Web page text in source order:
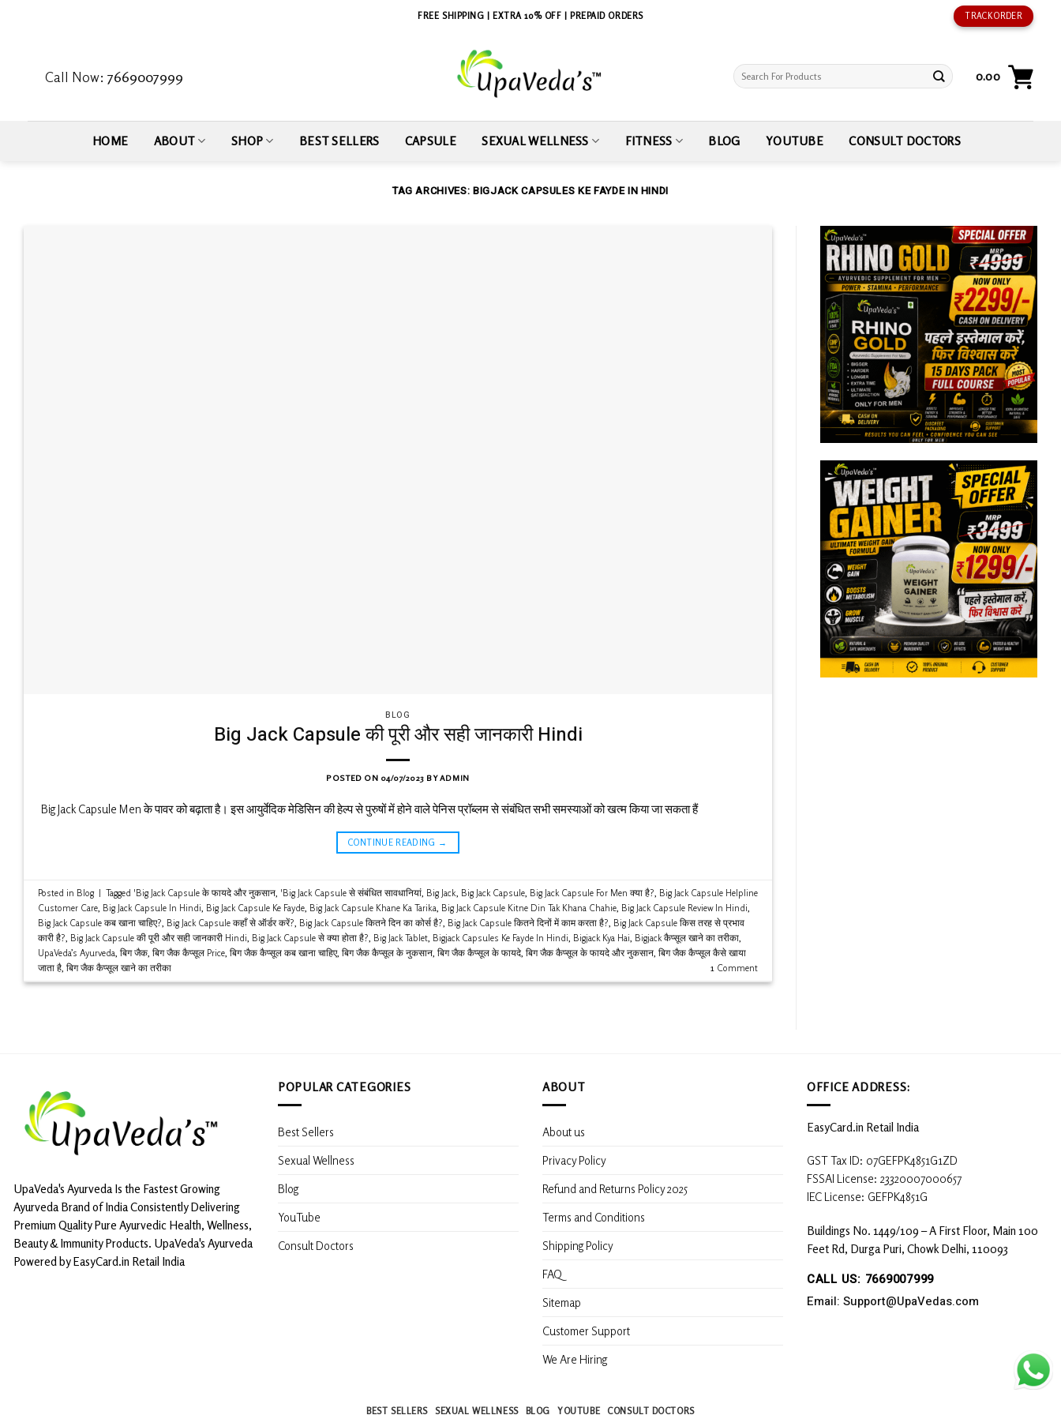
FREE SHIPPING | EXTRA 10% OFF | PREPAID ORDERS TRACK ORDER
Call Now:7669007999
Search
0.00
HOME ABOUT SHOP BEST SELLERS CAPSULE SEXUAL WELLNESS FITNESS BLOG YOUTUBE CONSULT DOCTORS
TAG ARCHIVES: BIGJACK CAPSULES KE FAYDE IN HINDI
BLOG
Big Jack Capsule की पूरी और सही जानकारी Hindi
POSTED ON 04/07/2023 BYADMIN
Big Jack Capsule Men के पावर को बढ़ाता है। इस आयुर्वेदिक मेडिसिन की हेल्प से पुरुषों में होने वाले पेनिस प्रॉब्लम से संबंधित सभी समस्याओं को खत्म किया जा सकता हैं
CONTINUE READING →
Posted in Blog | Tagged 'Big Jack Capsule के फायदे और नुकसान, 'Big Jack Capsule से संबंधित सावधानियां, Big Jack, Big Jack Capsule, Big Jack Capsule For Men क्या है?, Big Jack Capsule Helpline
Customer Care, Big Jack Capsule In Hindi, Big Jack Capsule Ke Fayde, Big Jack Capsule Khane Ka Tarika, Big Jack Capsule Kitne Din Tak Khana Chahie, Big Jack Capsule Review In Hindi,
Big Jack Capsule कब खाना चाहिए?, Big Jack Capsule कहाँ से ऑर्डर करें?, Big Jack Capsule कितने दिन का कोर्स है?, Big Jack Capsule कितने दिनों में काम करता है?, Big Jack Capsule किस तरह से प्रभाव
कारी है?, Big Jack Capsule की पूरी और सही जानकारी Hindi, Big Jack Capsule से क्या होता है?, Big Jack Tablet, Bigjack Capsules Ke Fayde In Hindi, Bigjack Kya Hai, Bigjack कैप्सूल खाने का तरीका,
UpaVeda’s Ayurveda, बिग जैक, बिग जैक कैप्सूल Price, बिग जैक कैप्सूल कब खाना चाहिए, बिग जैक कैप्सूल के नुकसान, बिग जैक कैप्सूल के फायदे, बिग जैक कैप्सूल के फायदे और नुकसान, बिग जैक कैप्सूल कैसे खाया
जाता है, बिग जैक कैप्सूल खाने का तरीका 1 Comment
UpaVeda's Ayurveda Is the Fastest Growing
Ayurveda Brand of India Consistently Delivering
Premium Quality Pure Ayurvedic Health, Wellness,
Beauty & Immunity Products. UpaVeda's Ayurveda
Powered by EasyCard.in Retail India
POPULAR CATEGORIES
Best Sellers
Sexual Wellness
Blog
YouTube
Consult Doctors
ABOUT
About us
Privacy Policy
Refund and Returns Policy 2025
Terms and Conditions
Shipping Policy
FAQ
Sitemap
Customer Support
We Are Hiring
OFFICE ADDRESS:
EasyCard.in Retail India
GST Tax ID: 07GEFPK4851G1ZD
FSSAI License: 23320007000657
IEC License: GEFPK4851G
Buildings No. 1449/109 – A First Floor, Main 100
Feet Rd, Durga Puri, Chowk Delhi, 110093
CALL US: 7669007999
Email: Support@UpaVedas.com
BEST SELLERS SEXUAL WELLNESS BLOG YOUTUBE CONSULT DOCTORS